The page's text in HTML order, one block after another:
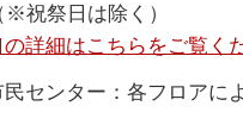
※祝祭日は除く）
詳細はこちらをご覧く
センター：各フロアに